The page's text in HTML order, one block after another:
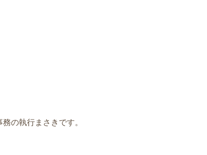
の執行まさきです。